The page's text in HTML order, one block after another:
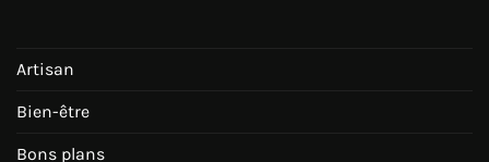
Artisan
Bien-être
Bons plans